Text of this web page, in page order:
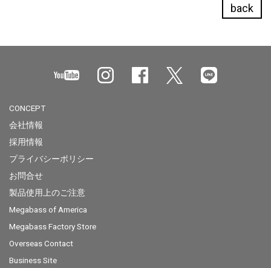
back
CONCEPT
会社情報
採用情報
プライバシーポリシー
お問合せ
製品使用上のご注意
Megabass of America
Megabass Factory Store
Overseas Contact
Business Site